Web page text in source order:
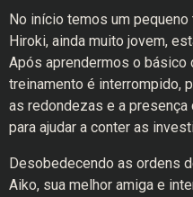
No início temos um
Hiroki, ainda muito jovem,
Após aprendermos o básico
treinamento é interrompido,
as redondezas e a
para ajudar a conter as
Desobedecendo as ordens
Aiko, sua melhor amiga e